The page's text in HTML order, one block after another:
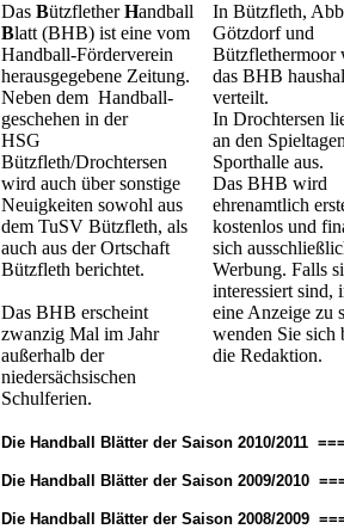
Das BützfletherHandball
Blatt (BHB) ist eine vom
Handball-Förderverein
herausgegebene Zeitung.
Neben dem Handball-
geschehen in der
HSG
Bützfleth/Drochtersen
wird auch über sonstige
Neuigkeiten sowohl aus
dem TuSV Bützfleth, als
auch aus der Ortschaft
Bützfleth berichtet.
Das BHB erscheint
zwanzig Mal im Jahr
außerhalb der
niedersächsischen
Schulferien.
In Bützfleth,
Götzdorf und
Bützflethermoor
das BHB
verteilt.
In Drochtersen
an den
Sporthalle aus.
Das BHB wird
ehrenamtlich
kostenlos und
sich
Werbung. Falls
interessiert sind,
eine Anzeige zu
wenden Sie sich
die Redaktion.
Die Handball Blätter der Saison 2010/2011
Die Handball Blätter der Saison 2009/2010
Die Handball Blätter der Saison 2008/2009